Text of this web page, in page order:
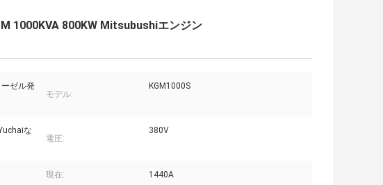
1000KVA 800KW Mitsubushiエンジン
ゼル発
モデル:
KGM1000S
な
電圧:
380V
現在: 1440A